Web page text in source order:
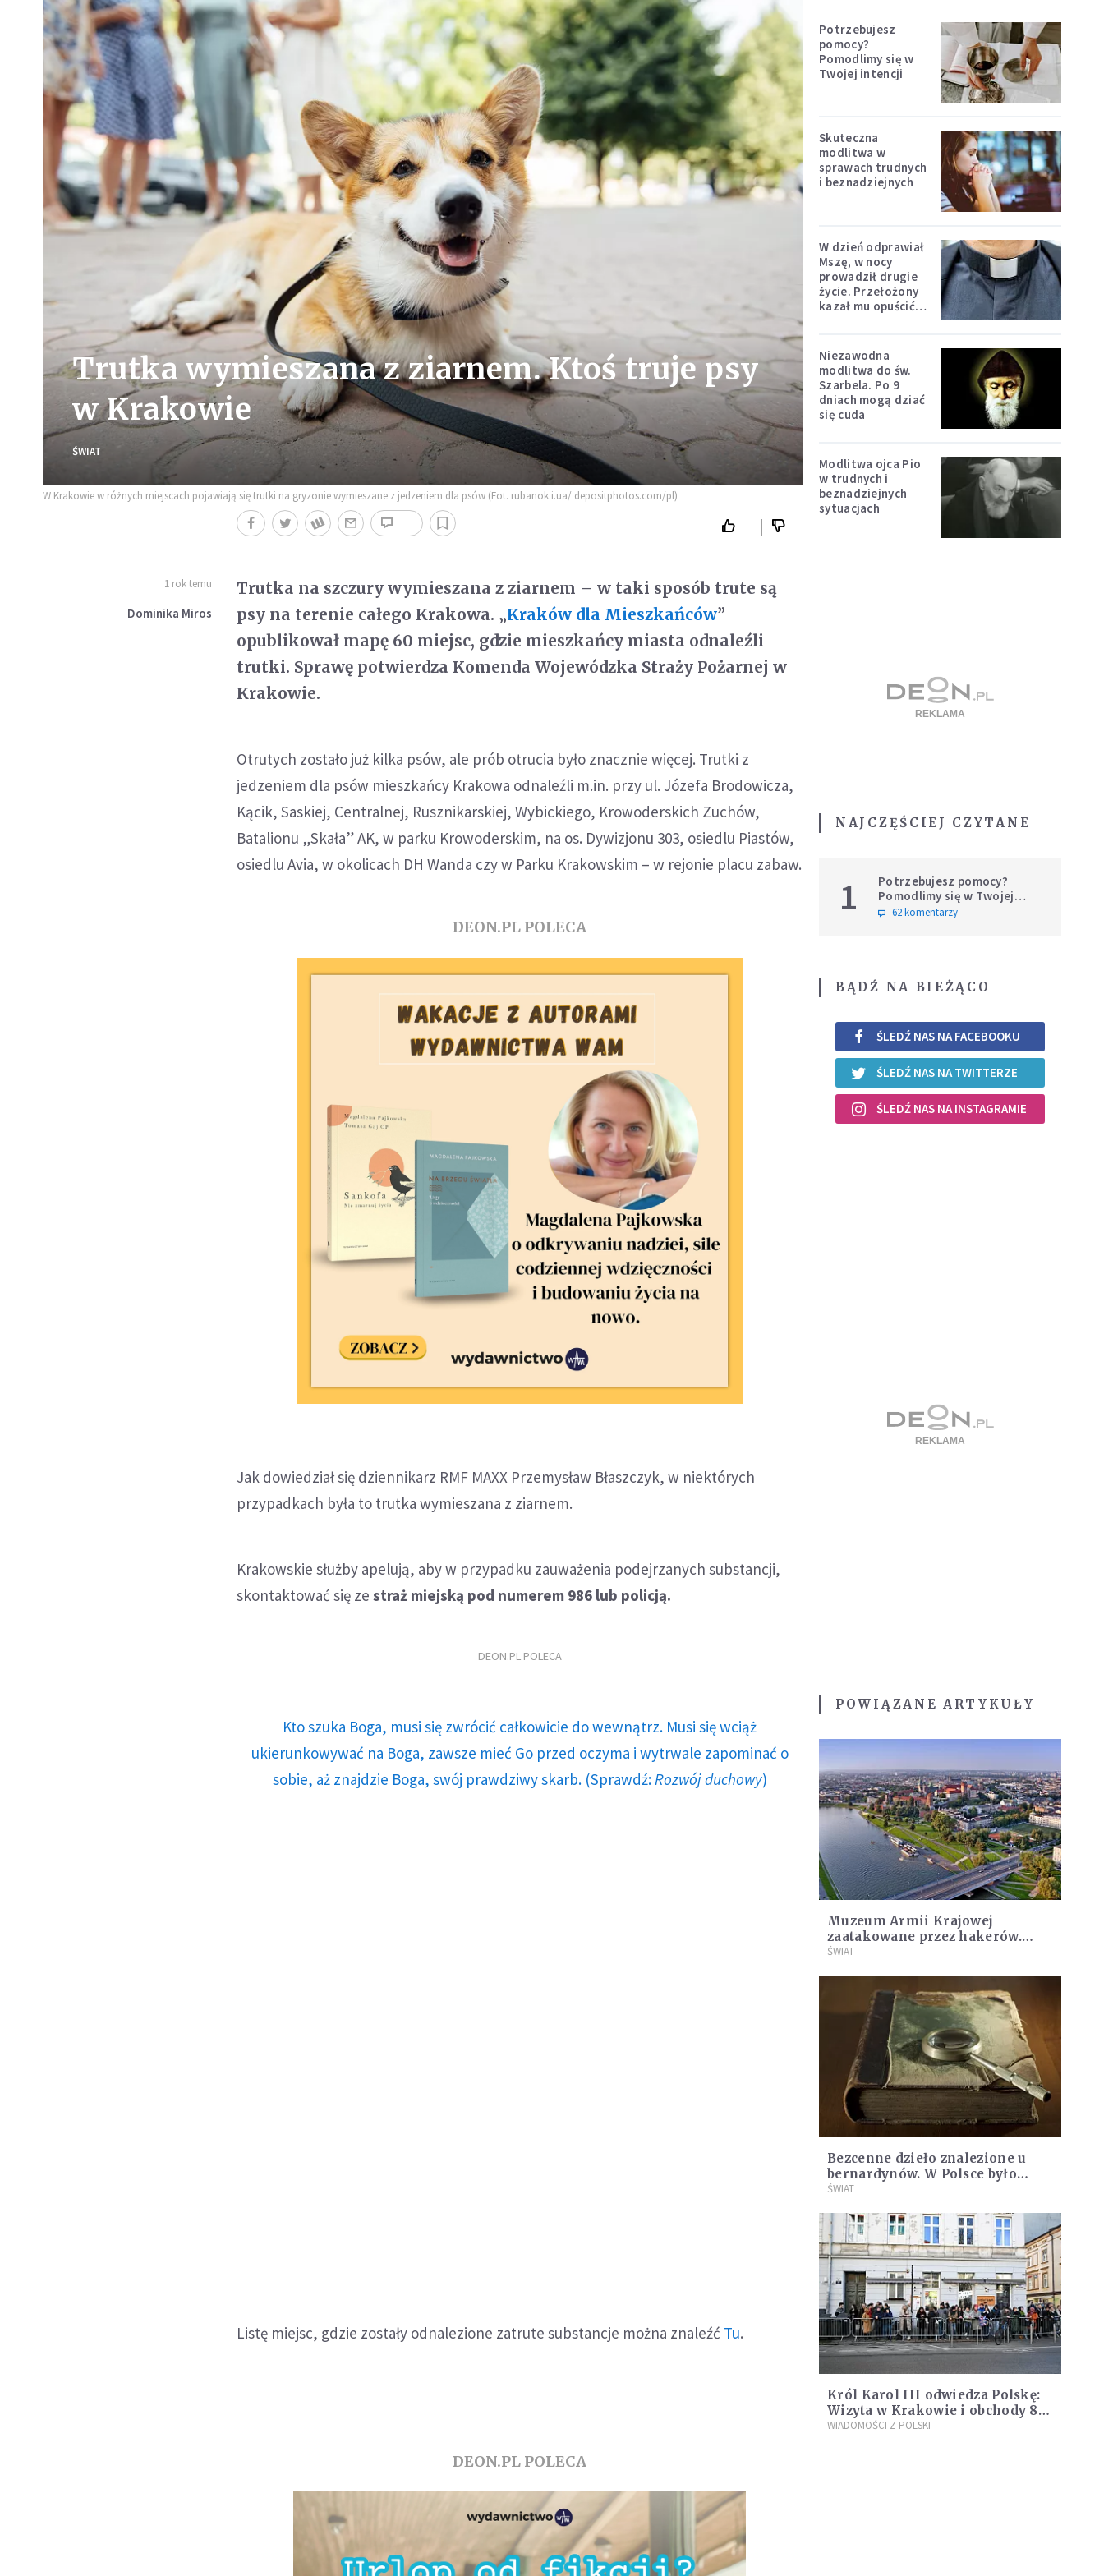
Trutka wymieszana z ziarnem. Ktoś truje psy
w Krakowie
ŚWIAT
W Krakowie w różnych miejscach pojawiają się trutki na gryzonie wymieszane z jedzeniem dla psów (Fot. rubanok.i.ua/ depositphotos.com/pl)
1 rok temu
Dominika Miros
Trutka na szczury wymieszana z ziarnem – w taki sposób trute są
psy na terenie całego Krakowa. „Kraków dla Mieszkańców”
opublikował mapę 60 miejsc, gdzie mieszkańcy miasta odnaleźli
trutki. Sprawę potwierdza Komenda Wojewódzka Straży Pożarnej w
Krakowie.
Otrutych zostało już kilka psów, ale prób otrucia było znacznie więcej. Trutki z
jedzeniem dla psów mieszkańcy Krakowa odnaleźli m.in. przy ul. Józefa Brodowicza,
Kącik, Saskiej, Centralnej, Rusznikarskiej, Wybickiego, Krowoderskich Zuchów,
Batalionu „Skała” AK, w parku Krowoderskim, na os. Dywizjonu 303, osiedlu Piastów,
osiedlu Avia, w okolicach DH Wanda czy w Parku Krakowskim – w rejonie placu zabaw.
DEON.PL POLECA
Jak dowiedział się dziennikarz RMF MAXX Przemysław Błaszczyk, w niektórych
przypadkach była to trutka wymieszana z ziarnem.
Krakowskie służby apelują, aby w przypadku zauważenia podejrzanych substancji,
skontaktować się zestraż miejską pod numerem 986 lub policją.
DEON.PL POLECA
Kto szuka Boga, musi się zwrócić całkowicie do wewnątrz. Musi się wciąż
ukierunkowywać na Boga, zawsze mieć Go przed oczyma i wytrwale zapominać o
sobie, aż znajdzie Boga, swój prawdziwy skarb. (Sprawdź: Rozwój duchowy)
Listę miejsc, gdzie zostały odnalezione zatrute substancje można znaleźć Tu.
DEON.PL POLECA
Potrzebujesz
pomocy?
Pomodlimy się w
Twojej intencji
Skuteczna
modlitwa w
sprawach trudnych
i beznadziejnych
W dzień odprawiał
Mszę, w nocy
prowadził drugie
życie. Przełożony
kazał mu opuścić
Niezawodna
modlitwa do św.
Szarbela. Po 9
dniach mogą dziać
się cuda
Modlitwa ojca Pio
w trudnych i
beznadziejnych
sytuacjach
NAJCZĘŚCIEJ CZYTANE
1
Potrzebujesz pomocy?
Pomodlimy się w Twojej
intencji
62 komentarzy
BĄDŹ NA BIEŻĄCO
ŚLEDŹ NAS NA FACEBOOKU
ŚLEDŹ NAS NA TWITTERZE
ŚLEDŹ NAS NA INSTAGRAMIE
POWIĄZANE ARTYKUŁY
Muzeum Armii Krajowej
zaatakowane przez hakerów.
Sprawa trafiła do Ministerstwa
ŚWIAT
Bezcenne dzieło znalezione u
bernardynów. W Polsce było
dotąd nieznane
ŚWIAT
Król Karol III odwiedza Polskę:
Wizyta w Krakowie i obchody 80.
rocznicy wyzwolenia Auschwitz-
WIADOMOŚCI Z POLSKI